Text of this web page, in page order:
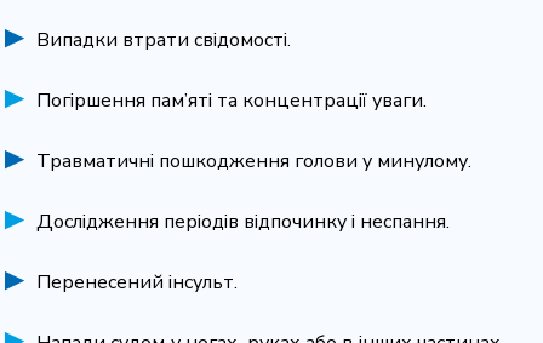
Випадки втрати свідомості.
Погіршення пам’яті та концентрації уваги.
Травматичні пошкодження голови у минулому.
Дослідження періодів відпочинку і неспання.
Перенесений інсульт.